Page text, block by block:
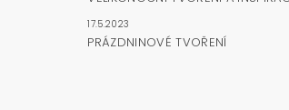
17.5.2023
PRÁZDNINOVÉ TVOŘENÍ